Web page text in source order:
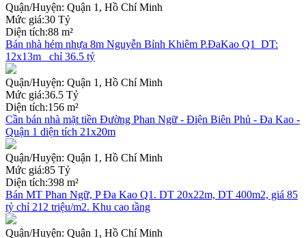
Quận/Huyện: Quận 1, Hồ Chí Minh
Mức giá:30 Tỷ
Diện tích:88 m²
Bán nhà hẻm nhựa 8m Nguyễn Bỉnh Khiêm P.ĐaKao Q1_DT:
12x13m_ chỉ 36.5 tỷ
Quận/Huyện: Quận 1, Hồ Chí Minh
Mức giá:36.5 Tỷ
Diện tích:156 m²
Cần bán nhà mặt tiền Đường Phan Ngữ - Điện Biên Phủ - Đa Kao -
Quận 1 diện tích 21x20m
Quận/Huyện: Quận 1, Hồ Chí Minh
Mức giá:85 Tỷ
Diện tích:398 m²
Bán MT Phan Ngữ, P Đa Kao Q1. DT 20x22m, DT 400m2, giá 85
tỷ chỉ 212 triệu/m2. Khu cao tầng
Quận/Huyện: Quận 1, Hồ Chí Minh